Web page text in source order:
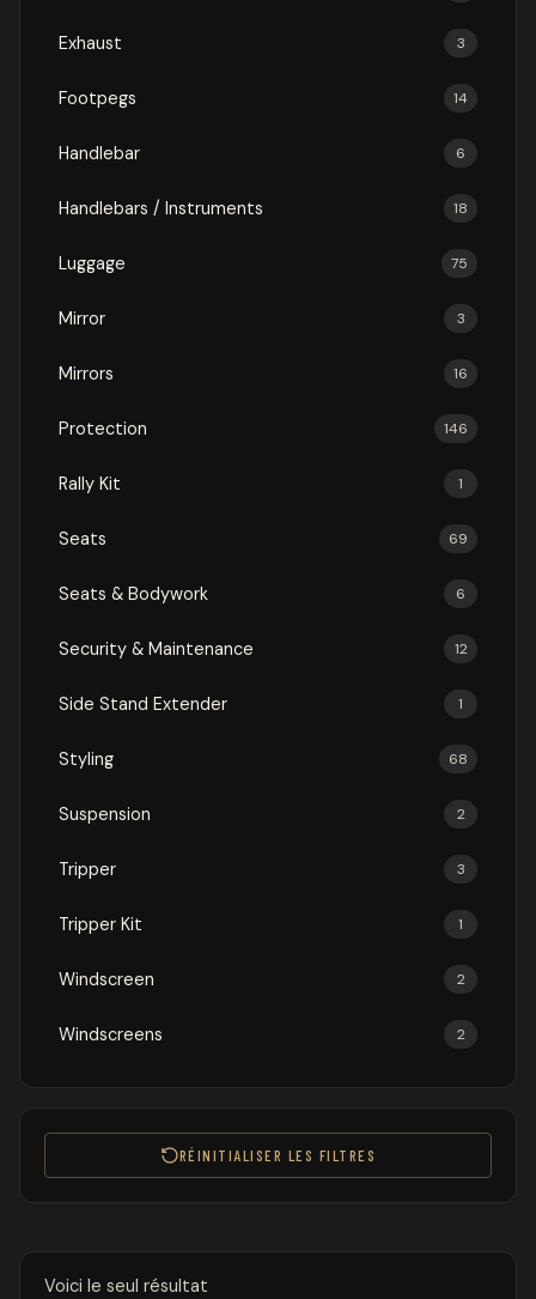
Exhaust 3
Footpegs 14
Handlebar 6
Handlebars / Instruments 18
Luggage 75
Mirror 3
Mirrors 16
Protection 146
Rally Kit 1
Seats 69
Seats & Bodywork 6
Security & Maintenance 12
Side Stand Extender 1
Styling 68
Suspension 2
Tripper 3
Tripper Kit 1
Windscreen 2
Windscreens 2
RÉINITIALISER LES FILTRES
Voici le seul résultat